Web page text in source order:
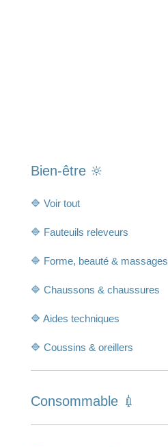
Bien-être 🔆
🔷 Voir tout
🔷 Fauteuils releveurs
🔷 Forme, beauté & massages
🔷 Chaussons & chaussures
🔷 Aides techniques
🔷 Coussins & oreillers
Consommable 💉